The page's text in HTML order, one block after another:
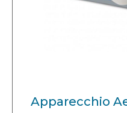
Apparecchio